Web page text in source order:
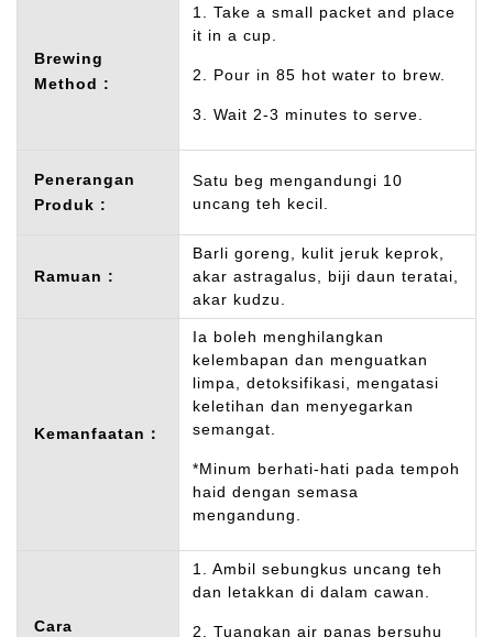
Brewing
Method :
1. Take a small packet and place
it in a cup.
2. Pour in 85 hot water to brew.
3. Wait 2-3 minutes to serve.
Penerangan
Produk :
Satu beg mengandungi 10
uncang teh kecil.
Ramuan :
Barli goreng, kulit jeruk keprok,
akar astragalus, biji daun teratai,
akar kudzu.
Kemanfaatan：
Ia boleh menghilangkan
kelembapan dan menguatkan
limpa, detoksifikasi, mengatasi
keletihan dan menyegarkan
semangat.
*Minum berhati-hati pada tempoh
haid dengan semasa
mengandung.
Cara
1. Ambil sebungkus uncang teh
dan letakkan di dalam cawan.
2. Tuangkan air panas bersuhu